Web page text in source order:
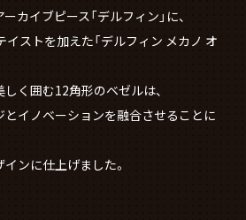
カイブピース「デルフィン」に、
ストを加えた「デルフィン メカノ オ
く囲む12角形のベゼルは、
イノベーションを融合させることに
ンに仕上げました。